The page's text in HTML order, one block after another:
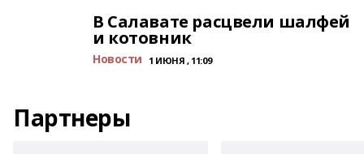
В Салавате расцвели шалфей
и котовник
Новости 1 ИЮНЯ , 11:09
Партнеры